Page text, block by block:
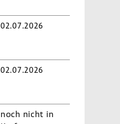
02.07.2026
02.07.2026
noch nicht in